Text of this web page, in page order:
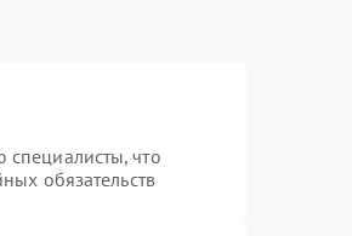
что
обязательств